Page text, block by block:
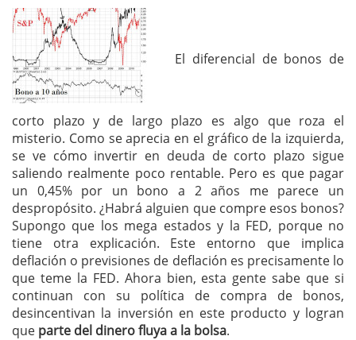
El diferencial de bonos de
corto plazo y de largo plazo es algo que roza el
misterio. Como se aprecia en el gráfico de la izquierda,
se ve cómo invertir en deuda de corto plazo sigue
saliendo realmente poco rentable. Pero es que pagar
un 0,45% por un bono a 2 años me parece un
despropósito. ¿Habrá alguien que compre esos bonos?
Supongo que los mega estados y la FED, porque no
tiene otra explicación. Este entorno que implica
deflación o previsiones de deflación es precisamente lo
que teme la FED. Ahora bien, esta gente sabe que si
continuan con su política de compra de bonos,
desincentivan la inversión en este producto y logran
que parte del dinero fluya a la bolsa.